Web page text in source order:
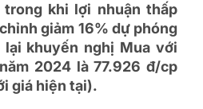
khi lợi nhuận thấp
giảm 16% dự phóng
lại khuyến nghị Mua với
2024 là 77.926 đ/cp
giá hiện tại).